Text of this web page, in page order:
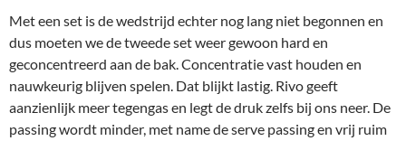
Met een set is de wedstrijd echter nog lang niet begonnen en
dus moeten we de tweede set weer gewoon hard en
geconcentreerd aan de bak. Concentratie vast houden en
nauwkeurig blijven spelen. Dat blijkt lastig. Rivo geeft
aanzienlijk meer tegengas en legt de druk zelfs bij ons neer. De
passing wordt minder, met name de serve passing en vrij ruim